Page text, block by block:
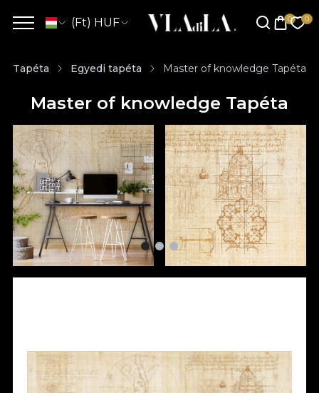
(Ft) HUF
Tapéta Egyedi tapéta Master of knowledge Tapéta
Master of knowledge Tapéta